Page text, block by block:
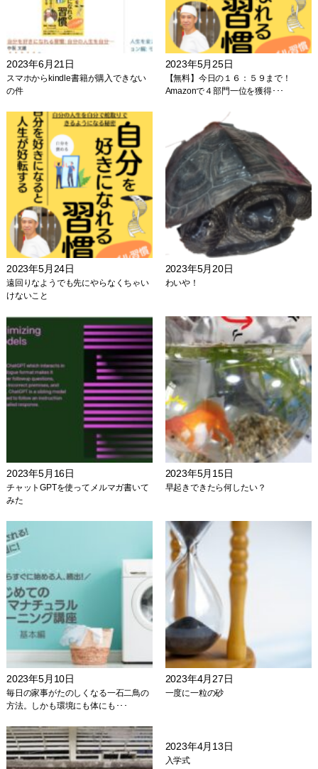
2023年6月21日
スマホからkindle書籍が購入できない
の件
2023年5月25日
【無料】今日の１６：５９まで！
Amazonで４部門一位を獲得･･･
2023年5月24日
遠回りなようでも先にやらなくちゃい
けないこと
2023年5月20日
わいや！
2023年5月16日
チャットGPTを使ってメルマガ書いて
みた
2023年5月15日
早起きできたら何したい？
2023年5月10日
毎日の家事がたのしくなる一石二鳥の
方法。しかも環境にも体にも･･･
2023年4月27日
一度に一粒の砂
2023年4月13日
入学式